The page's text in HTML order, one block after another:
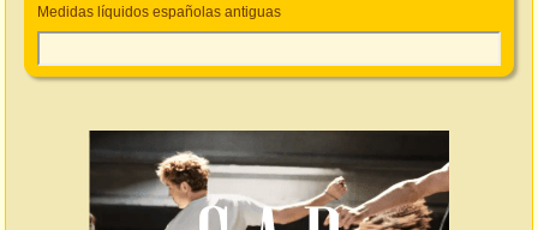
Medidas líquidos españolas antiguas